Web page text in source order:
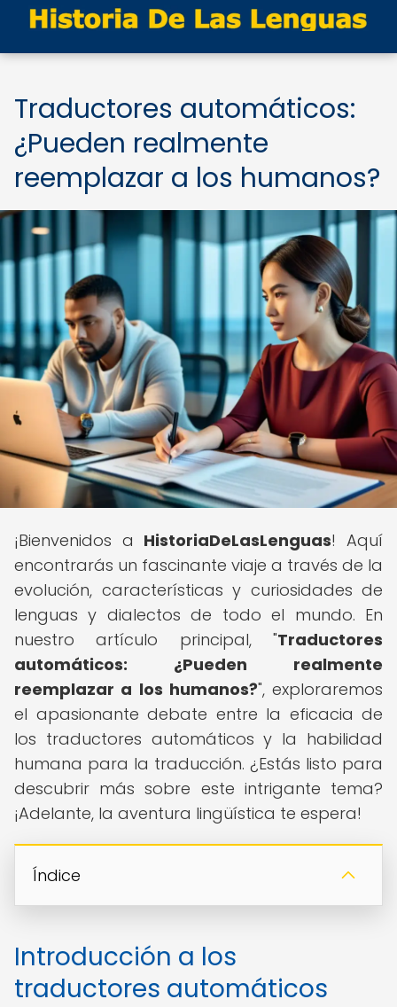
Traductores automáticos:
¿Pueden realmente
reemplazar a los humanos?
¡Bienvenidos a HistoriaDeLasLenguas! Aquí
encontrarás un fascinante viaje a través de la
evolución, características y curiosidades de
lenguas y dialectos de todo el mundo. En
nuestro artículo principal, "Traductores
automáticos: ¿Pueden realmente
reemplazar a los humanos?", exploraremos
el apasionante debate entre la eficacia de
los traductores automáticos y la habilidad
humana para la traducción. ¿Estás listo para
descubrir más sobre este intrigante tema?
¡Adelante, la aventura lingüística te espera!
Índice
Introducción a los
traductores automáticos